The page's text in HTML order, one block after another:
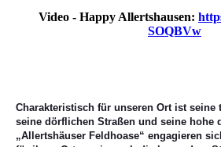
Video - Happy Allertshausen:
SOQBVw
Charakteristisch für unseren Ort ist seine
seine dörflichen Straßen und seine hohe
„Allertshäuser Feldhoase“ engagieren